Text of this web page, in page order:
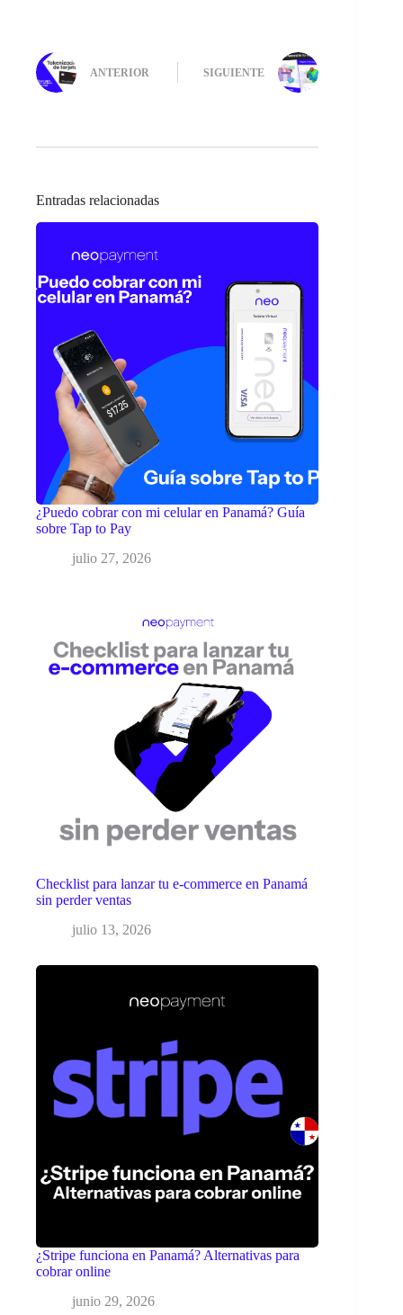
ANTERIOR SIGUIENTE
Entradas relacionadas
¿Puedo cobrar con mi celular en Panamá? Guía
sobre Tap to Pay
julio 27, 2026
Checklist para lanzar tu e-commerce en Panamá
sin perder ventas
julio 13, 2026
¿Stripe funciona en Panamá? Alternativas para
cobrar online
junio 29, 2026